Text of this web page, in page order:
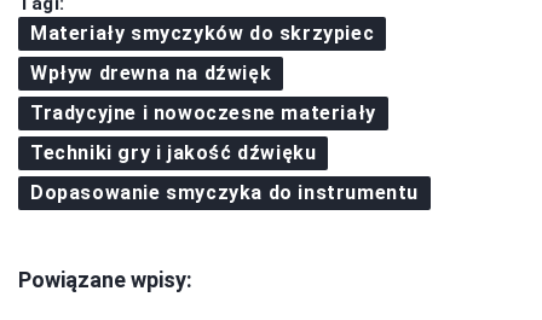
Materiały smyczyków do skrzypiec
Wpływ drewna na dźwięk
Tradycyjne i nowoczesne materiały
Techniki gry i jakość dźwięku
Dopasowanie smyczyka do instrumentu
Powiązane wpisy: